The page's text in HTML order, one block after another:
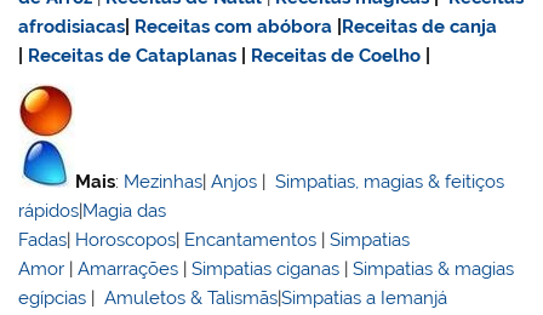
afrodisiacas Receitas com abóbora Receitas de canja
Receitas de Cataplanas Receitas de Coelho
Mais: Mezinhas |Anjos |Simpatias, magias & feitiços
rápidos Magia das
Fadas Horoscopos Encantamentos |Simpatias
Amor |Amarrações |Simpatias ciganas |Simpatias & magias
egípcias |Amuletos & Talismãs|Simpatias a Iemanjá